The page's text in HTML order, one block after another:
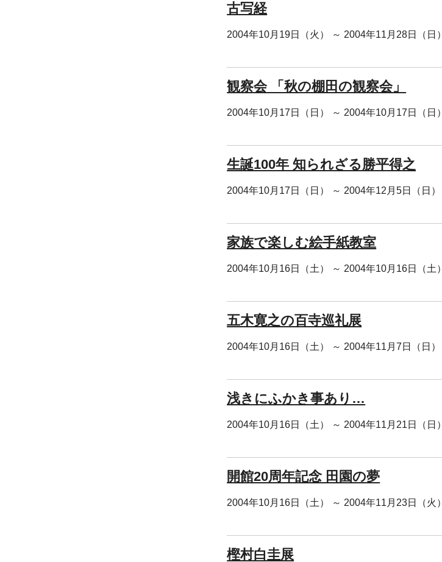
古写経
2004年10月19日（火） ～ 2004年11月28日（日）
観察会 「秋の棚田の観察会」
2004年10月17日（日） ～ 2004年10月17日（日）
生誕100年 知られざる勝平得之
2004年10月17日（日） ～ 2004年12月5日（日）
家族で楽しむ絵手紙教室
2004年10月16日（土） ～ 2004年10月16日（土）
五木寛之の百寺巡礼展
2004年10月16日（土） ～ 2004年11月7日（日）
浅きにふかき事あり…
2004年10月16日（土） ～ 2004年11月21日（日）
開館20周年記念 田園の夢
2004年10月16日（土） ～ 2004年11月23日（火）
樫村白圭展